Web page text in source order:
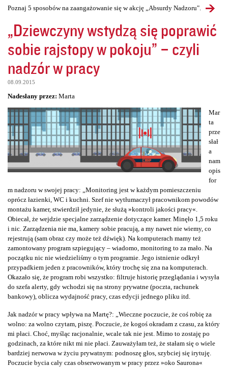
Poznaj 5 sposobów na zaangażowanie się w akcję „Absurdy Nadzoru".
„Dziewczyny wstydzą się poprawić
sobie rajstopy w pokoju” – czyli
nadzór w pracy
08.09.2015
Nadesłany przez: Marta
Mar
ta
prze
słał
a
nam
opis
for
m nadzoru w swojej pracy: „Monitoring jest w każdym pomieszczeniu
oprócz łazienki, WC i kuchni. Szef nie wytłumaczył pracownikom powodów
montażu kamer, stwierdził jedynie, że służą »kontroli jakości pracy«.
Obiecał, że wejdzie specjalne zarządzenie dotyczące kamer. Minęło 1,5 roku
i nic. Zarządzenia nie ma, kamery sobie pracują, a my nawet nie wiemy, co
rejestrują (sam obraz czy może też dźwięk). Na komputerach mamy też
zamontowany program szpiegujący – wiadomo, monitoring to za mało. Na
początku nic nie wiedzieliśmy o tym programie. Jego istnienie odkrył
przypadkiem jeden z pracowników, który trochę się zna na komputerach.
Okazało się, że program robi wszystko: filtruje historię przeglądania i wysyła
do szefa alerty, gdy wchodzi się na strony prywatne (poczta, rachunek
bankowy), oblicza wydajność pracy, czas edycji jednego pliku itd.
Jak nadzór w pracy wpływa na Martę?: „Wieczne poczucie, że coś robię za
wolno: za wolno czytam, piszę. Poczucie, że kogoś okradam z czasu, za który
mi płaci. Choć, myśląc racjonalnie, wcale tak nie jest. Mimo to zostaję po
godzinach, za które nikt mi nie płaci. Zauważyłam też, że stałam się o wiele
bardziej nerwowa w życiu prywatnym: podnoszę głos, szybciej się irytuję.
Poczucie bycia cały czas obserwowanym w pracy przez »oko Saurona«